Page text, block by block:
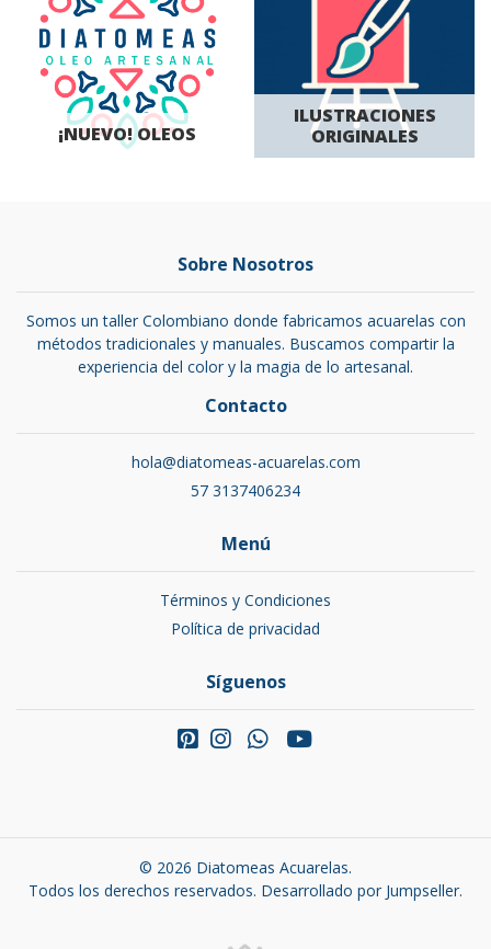
¡NUEVO! OLEOS
ILUSTRACIONES
ORIGINALES
Sobre Nosotros
Somos un taller Colombiano donde fabricamos acuarelas con
métodos tradicionales y manuales. Buscamos compartir la
experiencia del color y la magia de lo artesanal.
Contacto
hola@diatomeas-acuarelas.com
57 3137406234
Menú
Términos y Condiciones
Política de privacidad
Síguenos
© 2026 Diatomeas Acuarelas.
Todos los derechos reservados. Desarrollado por Jumpseller.